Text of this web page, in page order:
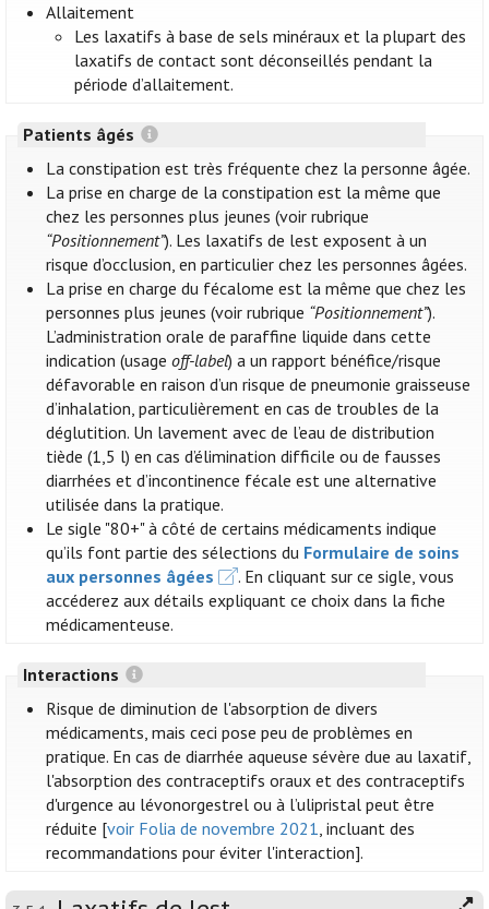
Allaitement
Les laxatifs à base de sels minéraux et la plupart des
laxatifs de contact sont déconseillés pendant la
période d’allaitement.
Patients âgés
La constipation est très fréquente chez la personne âgée.
La prise en charge de la constipation est la même que
chez les personnes plus jeunes (voir rubrique
“Positionnement”). Les laxatifs de lest exposent à un
risque d’occlusion, en particulier chez les personnes âgées.
La prise en charge du fécalome est la même que chez les
personnes plus jeunes (voir rubrique “Positionnement”).
L’administration orale de paraffine liquide dans cette
indication (usageoff-label) a un rapport bénéfice/risque
défavorable en raison d’un risque de pneumonie graisseuse
d’inhalation, particulièrement en cas de troubles de la
déglutition. Un lavement avec de l’eau de distribution
tiède (1,5 l) en cas d’élimination difficile ou de fausses
diarrhées et d’incontinence fécale est une alternative
utilisée dans la pratique.
Le sigle "80+" à côté de certains médicaments indique
qu’ils font partie des sélections du Formulaire de soins
aux personnes âgées
. En cliquant sur ce sigle, vous
accéderez aux détails expliquant ce choix dans la fiche
médicamenteuse.
Interactions
Risque de diminution de l'absorption de divers
médicaments, mais ceci pose peu de problèmes en
pratique. En cas de diarrhée aqueuse sévère due au laxatif,
l'absorption des contraceptifs oraux et des contraceptifs
d'urgence au lévonorgestrel ou à l’ulipristal peut être
réduite [voir Folia de novembre 2021, incluant des
recommandations pour éviter l'interaction].